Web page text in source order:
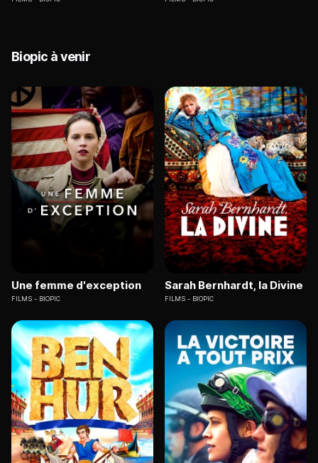
Biopic à venir
Une femme d'exception
FILMS BIOPIC
Sarah Bernhardt, la Divine
FILMS BIOPIC